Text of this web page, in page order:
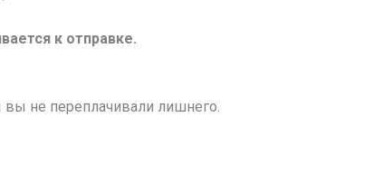
к отправке.
не переплачивали лишнего.